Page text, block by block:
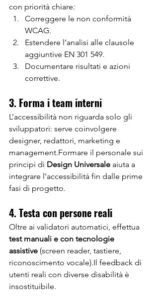
con priorità chiare:
Correggere le non conformità
WCAG.
Estendere l’analisi alle clausole
aggiuntive EN 301 549.
Documentare risultati e azioni
correttive.
3. Forma i team interni
L’accessibilità non riguarda solo gli
sviluppatori: serve coinvolgere
designer, redattori, marketing e
management.Formare il personale sui
principi di Design Universale aiuta a
integrare l’accessibilità fin dalle prime
fasi di progetto.
4. Testa con persone reali
Oltre ai validatori automatici, effettua
test manuali e con tecnologie
assistive (screen reader, tastiere,
riconoscimento vocale).Il feedback di
utenti reali con diverse disabilità è
insostituibile.